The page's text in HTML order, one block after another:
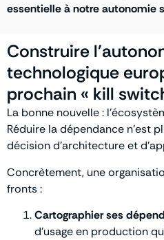
essentielle à notre autonomie
Construire
technologique
prochain « kill
La bonne nouvelle :
Réduire la dépendance n’est
décision d’architecture et
Concrètement, une
fronts :
Cartographier ses
d’usage en production